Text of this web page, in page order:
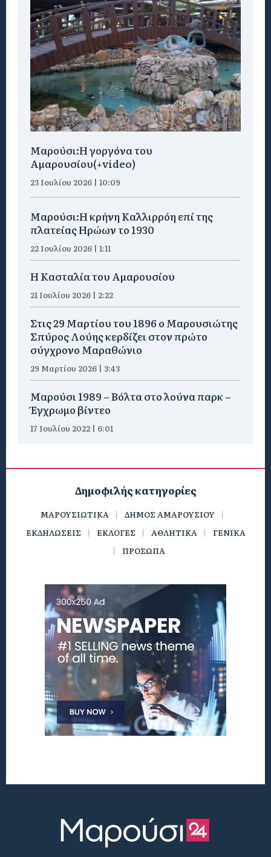
Μαρούσι:H γοργόνα του
Αμαρουσίου(+video)
23 Ιουλίου 2026 | 10:09
Μαρούσι:Η κρήνη Καλλιρρόη επί της
πλατείας Ηρώων το 1930
22 Ιουλίου 2026 | 1:11
Η Κασταλία του Αμαρουσίου
21 Ιουλίου 2026 | 2:22
Στις 29 Μαρτίου του 1896 ο Μαρουσιώτης
Σπύρος Λούης κερδίζει στον πρώτο
σύγχρονο Μαραθώνιο
29 Μαρτίου 2026 | 3:43
Μαρούσι 1989 – Βόλτα στο λούνα παρκ –
Έγχρωμο βίντεο
17 Ιουλίου 2022 | 6:01
Δημοφιλής κατηγορίες
ΜΑΡΟΥΣΙΩΤΙΚΑ
ΔΗΜΟΣ ΑΜΑΡΟΥΣΙΟΥ
ΕΚΔΗΛΩΣΕΙΣ
ΕΚΛΟΓΕΣ ΑΘΛΗΤΙΚΑ
ΓΕΝΙΚΑ
ΠΡΟΣΩΠΑ